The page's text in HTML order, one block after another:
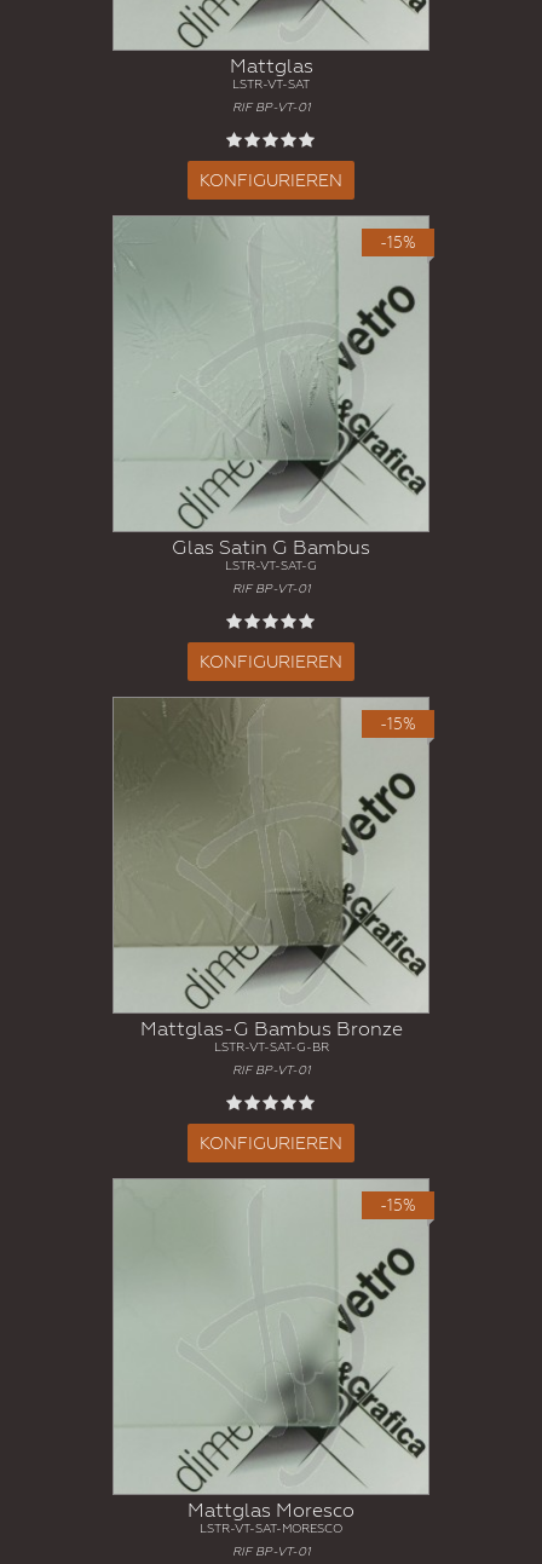
Mattglas
LSTR-VT-SAT
RIF BP-VT-01
KONFIGURIEREN
-15%
Glas Satin G Bambus
LSTR-VT-SAT-G
RIF BP-VT-01
KONFIGURIEREN
-15%
Mattglas-G Bambus Bronze
LSTR-VT-SAT-G-BR
RIF BP-VT-01
KONFIGURIEREN
-15%
Mattglas Moresco
LSTR-VT-SAT-MORESCO
RIF BP-VT-01